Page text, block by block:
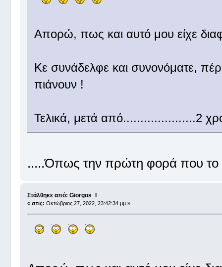
Απορώ, πως και αυτό μου είχε
Κε συνάδελφε και συνονόματε,
πιάνουν !
Τελικά, μετά από.....................2
.....Όπως την πρώτη φορά που
Στάλθηκε από: Giorgos_I
« στις: Οκτώβριος 27, 2022, 23:42:34 μμ »